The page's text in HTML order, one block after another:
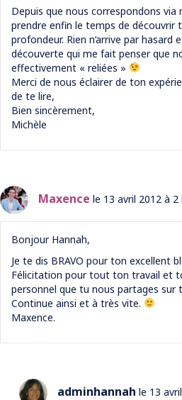
Depuis que nous correspondons via
prendre enfin le temps de découvrir
profondeur. Rien n’arrive par hasard
découverte qui me fait penser que
effectivement « reliées »
Merci de nous éclairer de ton
de te lire,
Bien sincèrement,
Michèle
Maxence le 13 avril 2012 à 2
Bonjour Hannah,
Je te dis BRAVO pour ton excellent
Félicitation pour tout ton travail et
personnel que tu nous partages sur
Continue ainsi et à très vite.
Maxence.
adminhannah le 13